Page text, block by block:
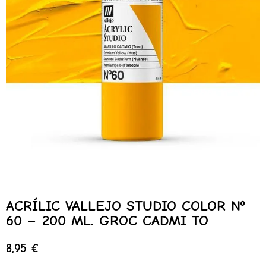
ACRÍLIC VALLEJO STUDIO COLOR Nº
60 – 200 ML. GROC CADMI TO
8,95 €